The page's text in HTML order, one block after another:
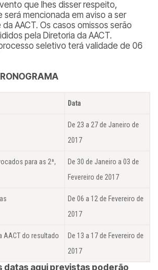
que lhes disser respeito,
será mencionada em aviso a ser
AACT. Os casos omissos serão
pela Diretoria da AACT.
seletivo terá validade de 06
Data
De 23 a 27 de Janeiro de
2017
para as 2ª,
De 30 de Janeiro a 03 de
Fevereiro de 2017
De 06 a 12 de Fevereiro de
2017
AACT do resultado
De 13 a 17 de Fevereiro de
2017
datas aqui previstas poderão